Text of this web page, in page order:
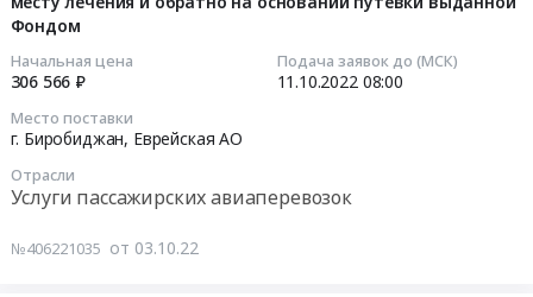
Фондом
Начальная цена
306 566 ₽
Подача заявок до (МСК)
11.10.2022 08:00
Место поставки
г. Биробиджан, Еврейская АО
Отрасли
Услуги пассажирских авиаперевозок
№406221035 от 03.10.22